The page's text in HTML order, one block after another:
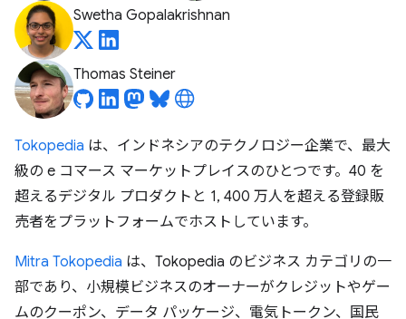
Swetha Gopalakrishnan
Thomas Steiner
Tokopedia は、インドネシアのテクノロジー企業で、最大
級の e コマース マーケットプレイスのひとつです。40 を
超えるデジタル プロダクトと 1, 400 万人を超える登録販
売者をプラットフォームでホストしています。
Mitra Tokopedia は、Tokopedia のビジネス カテゴリの一
部であり、小規模ビジネスのオーナーがクレジットやゲー
ムのクーポン、データ パッケージ、電気トークン、国民